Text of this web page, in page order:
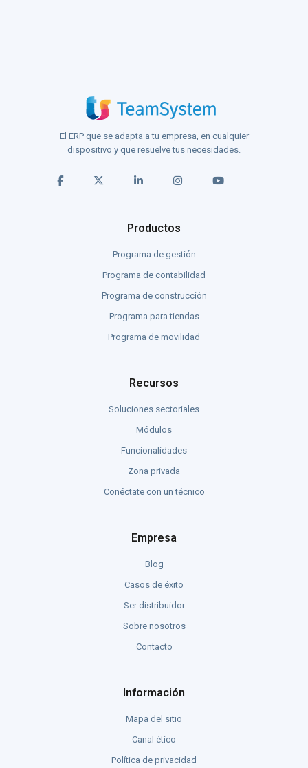
El ERP que se adapta a tu empresa, en cualquier
dispositivo y que resuelve tus necesidades.
Productos
Programa de gestión
Programa de contabilidad
Programa de construcción
Programa para tiendas
Programa de movilidad
Recursos
Soluciones sectoriales
Módulos
Funcionalidades
Zona privada
Conéctate con un técnico
Empresa
Blog
Casos de éxito
Ser distribuidor
Sobre nosotros
Contacto
Información
Mapa del sitio
Canal ético
Política de privacidad